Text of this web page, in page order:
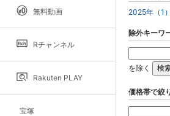
無料動画
Rチャンネル
Rakuten PLAY
宝塚
2025年（1）
除外キーワ
を除く
価格帯で絞